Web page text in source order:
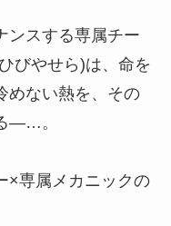
ンスする専属チー
びやせら)は、命を
めない熱を、その
―…。
×専属メカニックの